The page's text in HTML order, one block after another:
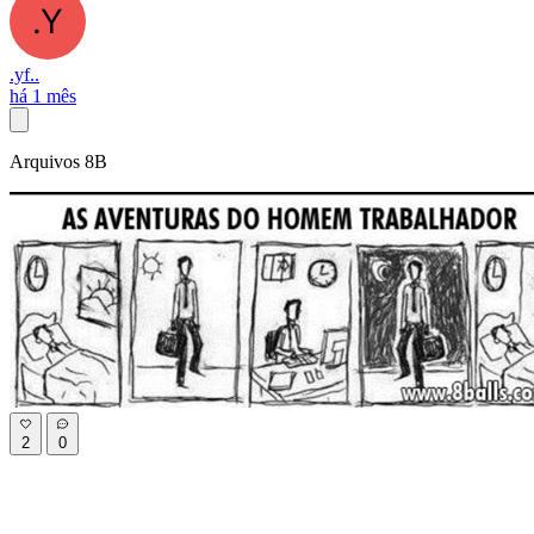
.yf..
há 1 mês
Arquivos 8B
2 0